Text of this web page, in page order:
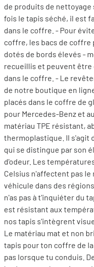
de produits de nettoyage
fois le tapis séché, il est
dans le coffre. - Pour
coffre, les bacs de coffre
dotés de bords élevés -
recueillis et peuvent être
dans le coffre. - Le
de notre boutique en
placés dans le coffre de
pour Mercedes-Benz et
matériau TPE résistant,
thermoplastique. Il s'agit
qui se distingue par son
d'odeur. Les
Celsius n'affectent pas
véhicule dans des
n'as pas à t'inquiéter du
est résistant aux
nos tapis s'intègrent
Le matériau mat et non
tapis pour ton coffre de
pas lorsque tu conduis.